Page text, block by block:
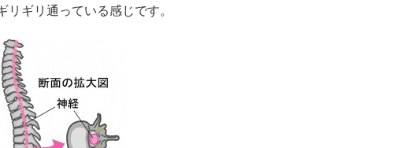
リギリ通っている感じです。